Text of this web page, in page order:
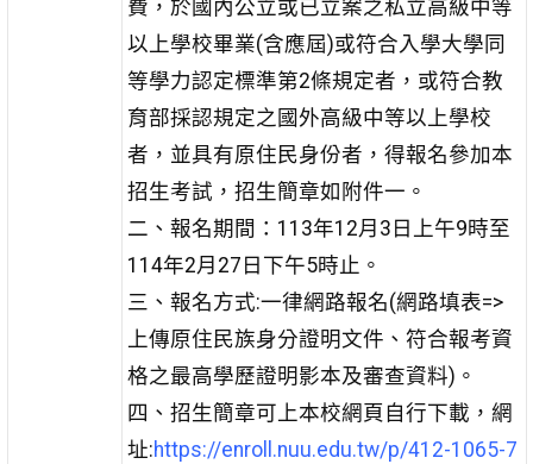
費，於國內公立或已立案之私立高級中等
以上學校畢業(含應屆)或符合入學大學同
等學力認定標準第2條規定者，或符合教
育部採認規定之國外高級中等以上學校
者，並具有原住民身份者，得報名參加本
招生考試，招生簡章如附件一。
二、報名期間：113年12月3日上午9時至
114年2月27日下午5時止。
三、報名方式:一律網路報名(網路填表=>
上傳原住民族身分證明文件、符合報考資
格之最高學歷證明影本及審查資料)。
四、招生簡章可上本校網頁自行下載，網
址:https://enroll.nuu.edu.tw/p/412-1065-7